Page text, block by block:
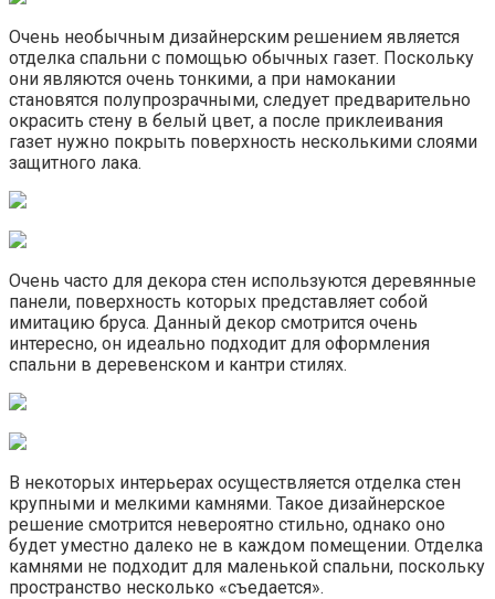
Очень необычным дизайнерским решением является
отделка спальни с помощью обычных газет. Поскольку
они являются очень тонкими, а при намокании
становятся полупрозрачными, следует предварительно
окрасить стену в белый цвет, а после приклеивания
газет нужно покрыть поверхность несколькими слоями
защитного лака.
Очень часто для декора стен используются деревянные
панели, поверхность которых представляет собой
имитацию бруса. Данный декор смотрится очень
интересно, он идеально подходит для оформления
спальни в деревенском и кантри стилях.
В некоторых интерьерах осуществляется отделка стен
крупными и мелкими камнями. Такое дизайнерское
решение смотрится невероятно стильно, однако оно
будет уместно далеко не в каждом помещении. Отделка
камнями не подходит для маленькой спальни, поскольку
пространство несколько «съедается».